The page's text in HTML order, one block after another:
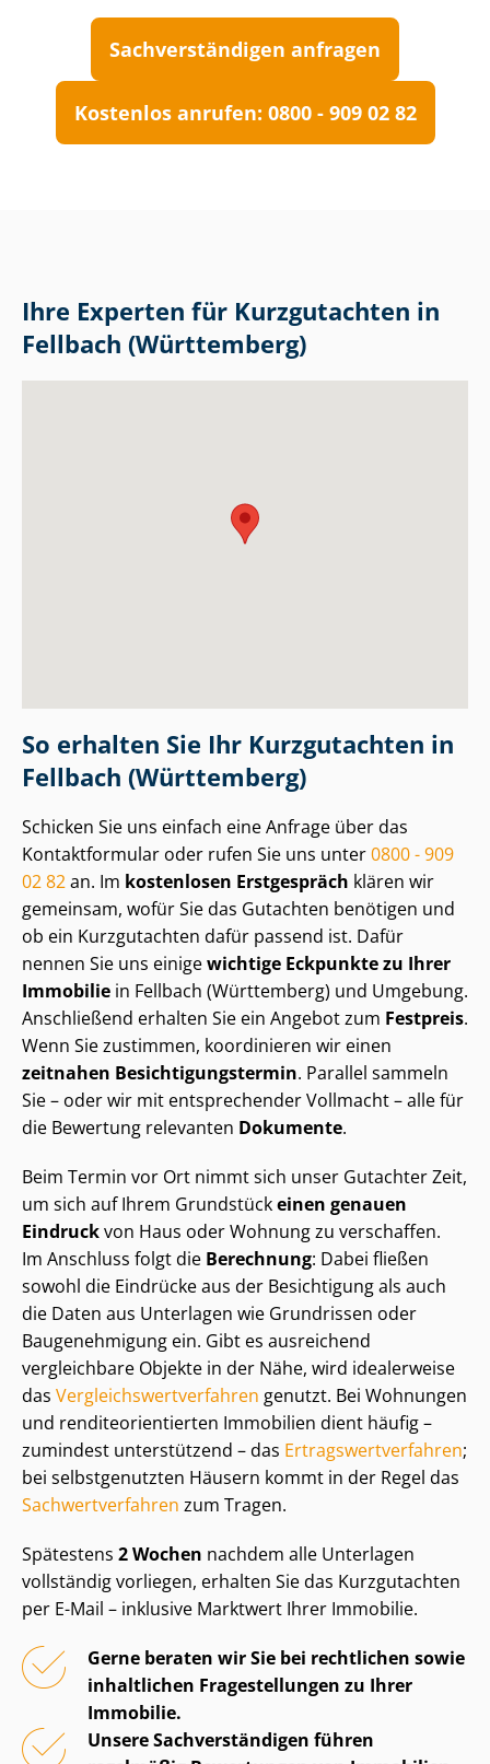
Sach­ver­stän­di­gen anfragen
Kostenlos anrufen: 0800 - 909 02 82
Ihre Experten für Kurzgutachten in
Fellbach (Württemberg)
So erhalten Sie Ihr Kurzgutachten in
Fellbach (Württemberg)
Schicken Sie uns einfach eine Anfrage über das
Kontaktformular oder rufen Sie uns unter0800 - 909
02 82an. Im kostenlosen Erstgespräch klären wir
gemeinsam, wofür Sie das Gutachten benötigen und
ob ein Kurzgutachten dafür passend ist. Dafür
nennen Sie uns einigewichtige Eckpunkte zu Ihrer
Immobilie in Fellbach (Württemberg) und Umgebung.
Anschließend erhalten Sie ein Angebot zum Festpreis.
Wenn Sie zustimmen, koordinieren wir einen
zeitnahen Be­sich­ti­gungs­ter­min. Parallel sammeln
Sie – oder wir mit entsprechender Vollmacht – alle für
die Bewertung relevanten Dokumente.
Beim Termin vor Ort nimmt sich unser Gutachter Zeit,
um sich auf Ihrem Grundstückeinen genauen
Eindruckvon Haus oder Wohnung zu verschaffen.
Im Anschluss folgt die Berechnung: Dabei fließen
sowohl die Eindrücke aus der Besichtigung als auch
die Daten aus Unterlagen wie Grundrissen oder
Baugenehmigung ein. Gibt es ausreichend
vergleichbare Objekte in der Nähe, wird idealerweise
das Ver­gleichs­wert­ver­fah­ren genutzt. Bei Wohnungen
und ren­di­te­ori­en­tier­ten Immobilien dient häufig –
zumindest unterstützend – das Er­trags­wert­ver­fah­ren;
bei selbstgenutzten Häusern kommt in der Regel das
Sach­wert­ver­fah­ren zum Tragen.
Spätestens 2 Wochen nachdem alle Unterlagen
vollständig vorliegen, erhalten Sie das Kurzgutachten
per E-Mail – inklusive Marktwert Ihrer Immobilie.
Gerne beraten wir Sie bei rechtlichen sowie
inhaltlichen Fragestellungen zu Ihrer
Immobilie.
Unsere Sach­ver­stän­di­gen führen